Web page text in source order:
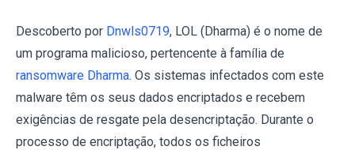
Descoberto por Dnwls0719, LOL (Dharma) é o nome de
um programa malicioso, pertencente à família de
ransomware Dharma. Os sistemas infectados com este
malware têm os seus dados encriptados e recebem
exigências de resgate pela desencriptação. Durante o
processo de encriptação, todos os ficheiros